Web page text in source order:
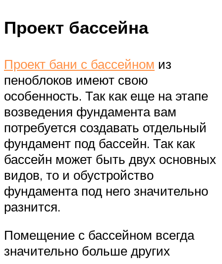
Проект бассейна
Проект бани с бассейном из
пеноблоков имеют свою
особенность. Так как еще на этапе
возведения фундамента вам
потребуется создавать отдельный
фундамент под бассейн. Так как
бассейн может быть двух основных
видов, то и обустройство
фундамента под него значительно
разнится.
Помещение с бассейном всегда
значительно больше других